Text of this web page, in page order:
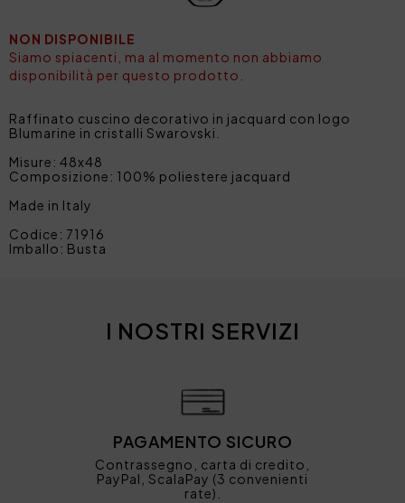
NON DISPONIBILE
Siamo spiacenti, ma al momento non abbiamo
disponibilità per questo prodotto.
Raffinato cuscino decorativo in jacquard con logo
Blumarine in cristalli Swarovski.
Misure: 48x48
Composizione: 100% poliestere jacquard
Made in Italy
Codice: 71916
Imballo: Busta
I NOSTRI SERVIZI
PAGAMENTO SICURO
Contrassegno, carta di credito,
PayPal, ScalaPay (3 convenienti
rate).